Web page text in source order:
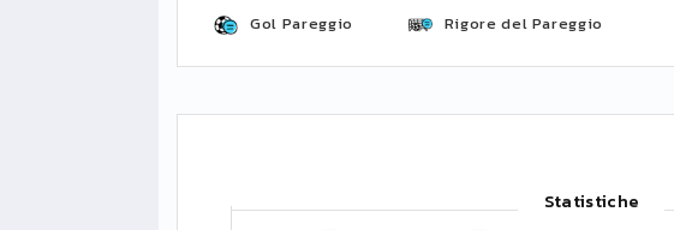
Gol Pareggio
Rigore del Pareggio
Statistiche